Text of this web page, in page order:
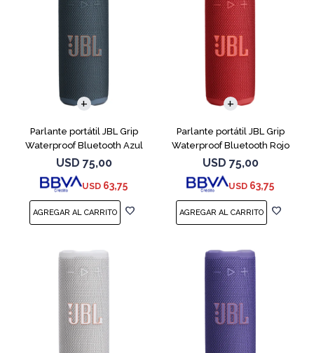
Parlante portátil JBL Grip
Waterproof Bluetooth Azul
USD 75,00
USD 63,75
Parlante portátil JBL Grip
Waterproof Bluetooth Rojo
USD 75,00
USD 63,75